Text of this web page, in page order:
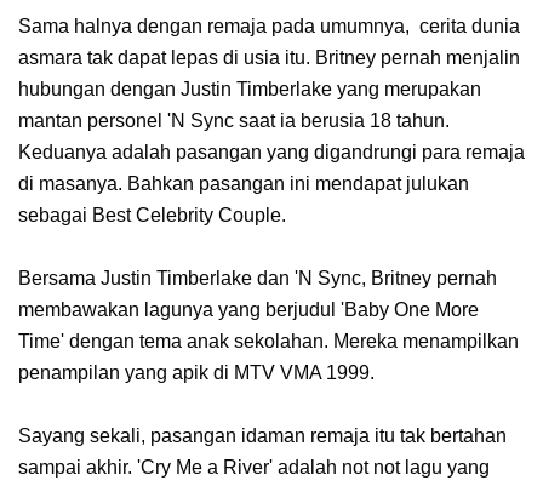
Sama halnya dengan remaja pada umumnya, cerita dunia
asmara tak dapat lepas di usia itu. Britney pernah menjalin
hubungan dengan Justin Timberlake yang merupakan
mantan personel 'N Sync saat ia berusia 18 tahun.
Keduanya adalah pasangan yang digandrungi para remaja
di masanya. Bahkan pasangan ini mendapat julukan
sebagai Best Celebrity Couple.
Bersama Justin Timberlake dan 'N Sync, Britney pernah
membawakan lagunya yang berjudul 'Baby One More
Time' dengan tema anak sekolahan. Mereka menampilkan
penampilan yang apik di MTV VMA 1999.
Sayang sekali, pasangan idaman remaja itu tak bertahan
sampai akhir. 'Cry Me a River' adalah not not lagu yang